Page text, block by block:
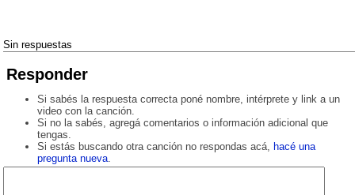
Sin respuestas
Responder
Si sabés la respuesta correcta poné nombre, intérprete y link a un
video con la canción.
Si no la sabés, agregá comentarios o información adicional que
tengas.
Si estás buscando otra canción no respondas acá, hacé una
pregunta nueva.